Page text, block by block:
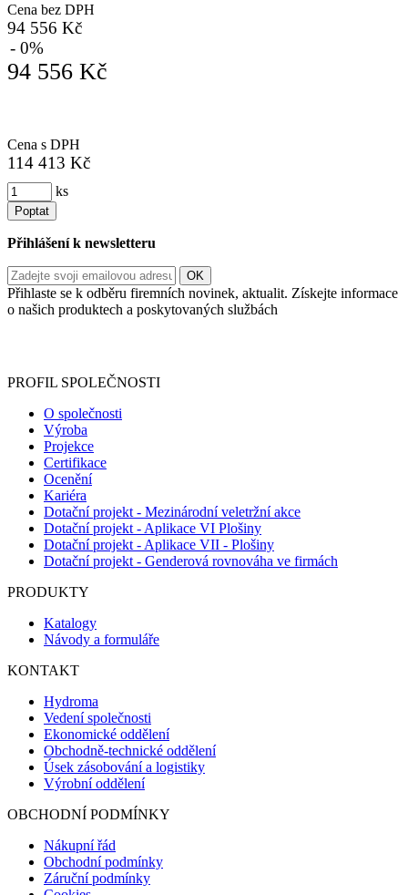
Cena bez DPH
94 556 Kč
- 0%
94 556 Kč
Cena s DPH
114 413 Kč
ks
Poptat
Přihlášení k newsletteru
Přihlaste se k odběru firemních novinek, aktualit. Získejte informace
o našich produktech a poskytovaných službách
PROFIL SPOLEČNOSTI
O společnosti
Výroba
Projekce
Certifikace
Ocenění
Kariéra
Dotační projekt - Mezinárodní veletržní akce
Dotační projekt - Aplikace VI Plošiny
Dotační projekt - Aplikace VII - Plošiny
Dotační projekt - Genderová rovnováha ve firmách
PRODUKTY
Katalogy
Návody a formuláře
KONTAKT
Hydroma
Vedení společnosti
Ekonomické oddělení
Obchodně-technické oddělení
Úsek zásobování a logistiky
Výrobní oddělení
OBCHODNÍ PODMÍNKY
Nákupní řád
Obchodní podmínky
Záruční podmínky